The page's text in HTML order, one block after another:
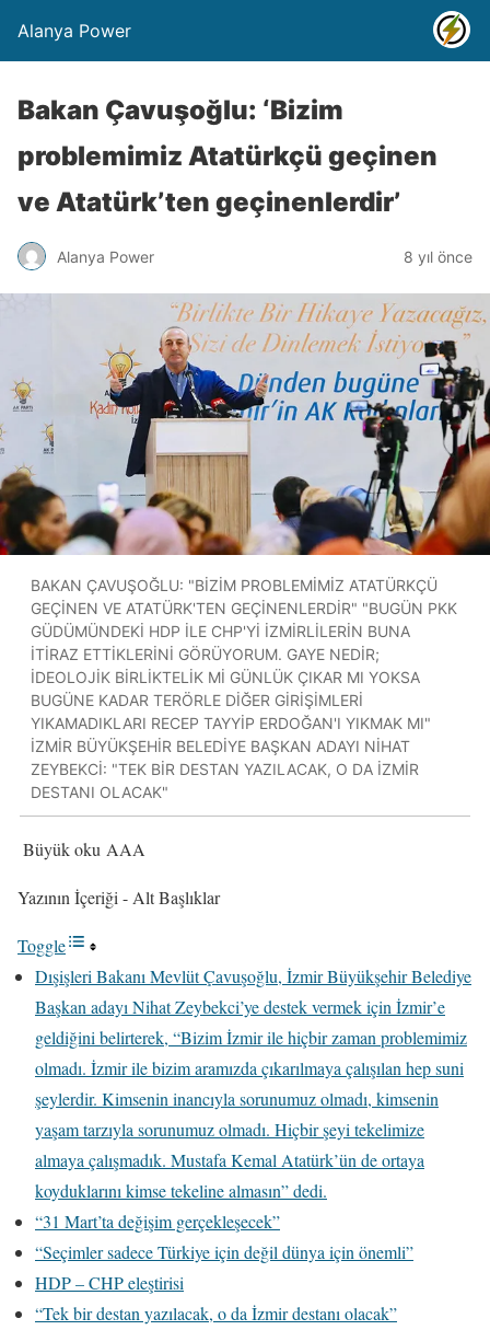
Alanya Power
Bakan Çavuşoğlu: ‘Bizim
problemimiz Atatürkçü geçinen
ve Atatürk’ten geçinenlerdir’
Alanya Power 8 yıl önce
BAKAN ÇAVUŞOĞLU: "BİZİM PROBLEMİMİZ ATATÜRKÇÜ
GEÇİNEN VE ATATÜRK'TEN GEÇİNENLERDİR" "BUGÜN PKK
GÜDÜMÜNDEKİ HDP İLE CHP'Yİ İZMİRLİLERİN BUNA
İTİRAZ ETTİKLERİNİ GÖRÜYORUM. GAYE NEDİR;
İDEOLOJİK BİRLİKTELİK Mİ GÜNLÜK ÇIKAR MI YOKSA
BUGÜNE KADAR TERÖRLE DİĞER GİRİŞİMLERİ
YIKAMADIKLARI RECEP TAYYİP ERDOĞAN'I YIKMAK MI"
İZMİR BÜYÜKŞEHİR BELEDİYE BAŞKAN ADAYI NİHAT
ZEYBEKCİ: "TEK BİR DESTAN YAZILACAK, O DA İZMİR
DESTANI OLACAK"
Büyük oku AAA
Yazının İçeriği - Alt Başlıklar
Toggle
Dışişleri Bakanı Mevlüt Çavuşoğlu, İzmir Büyükşehir Belediye
Başkan adayı Nihat Zeybekci’ye destek vermek için İzmir’e
geldiğini belirterek, “Bizim İzmir ile hiçbir zaman problemimiz
olmadı. İzmir ile bizim aramızda çıkarılmaya çalışılan hep suni
şeylerdir. Kimsenin inancıyla sorunumuz olmadı, kimsenin
yaşam tarzıyla sorunumuz olmadı. Hiçbir şeyi tekelimize
almaya çalışmadık. Mustafa Kemal Atatürk’ün de ortaya
koyduklarını kimse tekeline almasın” dedi.
“31 Mart’ta değişim gerçekleşecek”
“Seçimler sadece Türkiye için değil dünya için önemli”
HDP – CHP eleştirisi
“Tek bir destan yazılacak, o da İzmir destanı olacak”